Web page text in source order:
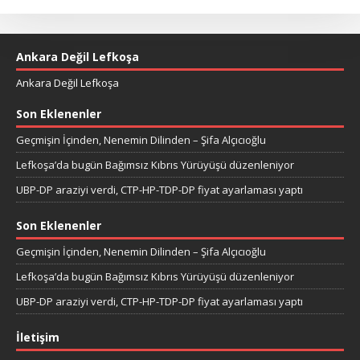
Ankara Değil Lefkoşa
Ankara Değil Lefkoşa
Son Eklenenler
Geçmişin İçinden, Nenemin Dilinden – Şifa Alçıcıoğlu
Lefkoşa’da bugün Bağımsız Kıbrıs Yürüyüşü düzenleniyor
UBP-DP araziyi verdi, CTP-HP-TDP-DP fiyat ayarlaması yaptı
Son Eklenenler
Geçmişin İçinden, Nenemin Dilinden – Şifa Alçıcıoğlu
Lefkoşa’da bugün Bağımsız Kıbrıs Yürüyüşü düzenleniyor
UBP-DP araziyi verdi, CTP-HP-TDP-DP fiyat ayarlaması yaptı
İletişim